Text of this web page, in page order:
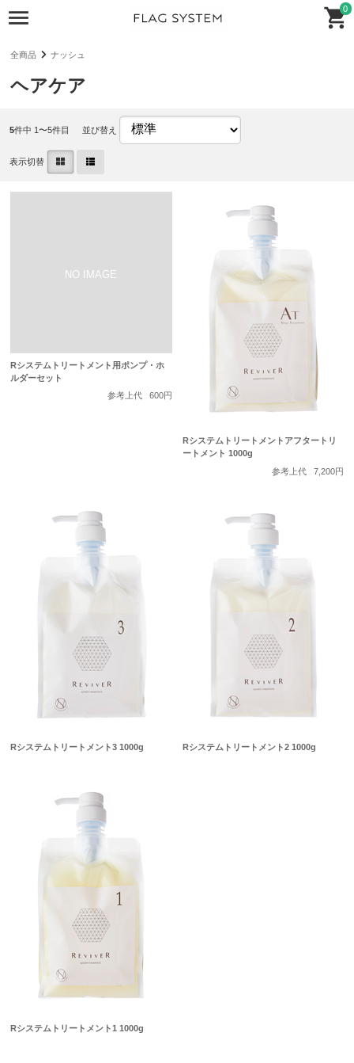
0
全商品 ナッシュ
ヘアケア
5件中 1〜5件目 並び替え
表示切替
Rシステムトリートメント用ポンプ・ホ
ルダーセット
参考上代
600円
Rシステムトリートメントアフタートリ
ートメント 1000g
参考上代
7,200円
Rシステムトリートメント3 1000g Rシステムトリートメント2 1000g
Rシステムトリートメント1 1000g